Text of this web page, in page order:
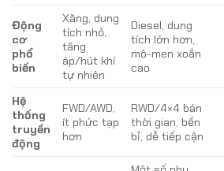
Động
cơ
phổ
biến
Xăng, dung
tích nhỏ,
tăng
áp/hút khí
tự nhiên
Diesel, dung
tích lớn hơn,
mô-men xoắn
cao
Hệ
thống
truyền
động
FWD/AWD,
ít phức tạp
hơn
RWD/4×4 bán
thời gian, bền
bỉ, dễ tiếp cận